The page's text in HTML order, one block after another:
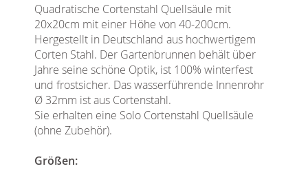
Quadratische Cortenstahl Quellsäule mit
20x20cm mit einer Höhe von 40-200cm.
Hergestellt in Deutschland aus hochwertigem
Corten Stahl. Der Gartenbrunnen behält über
Jahre seine schöne Optik, ist 100% winterfest
und frostsicher. Das wasserführende Innenrohr
Ø 32mm ist aus Cortenstahl.
Sie erhalten eine Solo Cortenstahl Quellsäule
(ohne Zubehör).
Größen: